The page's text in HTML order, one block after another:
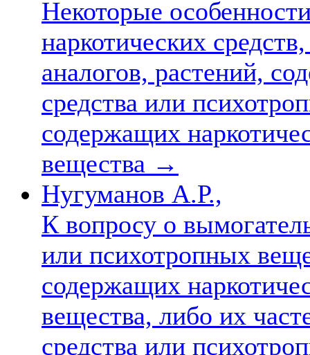
Некоторые
наркотических
аналогов, растений,
средства или
содержащих
вещества →
Нугуманов А.Р.,
К вопросу о
или психотропных
содержащих
вещества, либо их
средства или